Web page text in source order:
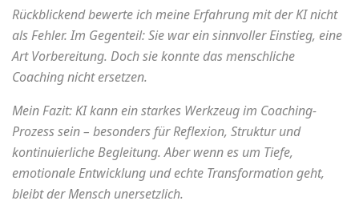
Rückblickend bewerte ich meine Erfahrung mit der KI nicht
als Fehler. Im Gegenteil: Sie war ein sinnvoller Einstieg, eine
Art Vorbereitung. Doch sie konnte das menschliche
Coaching nicht ersetzen.
Mein Fazit: KI kann ein starkes Werkzeug im Coaching-
Prozess sein – besonders für Reflexion, Struktur und
kontinuierliche Begleitung. Aber wenn es um Tiefe,
emotionale Entwicklung und echte Transformation geht,
bleibt der Mensch unersetzlich.